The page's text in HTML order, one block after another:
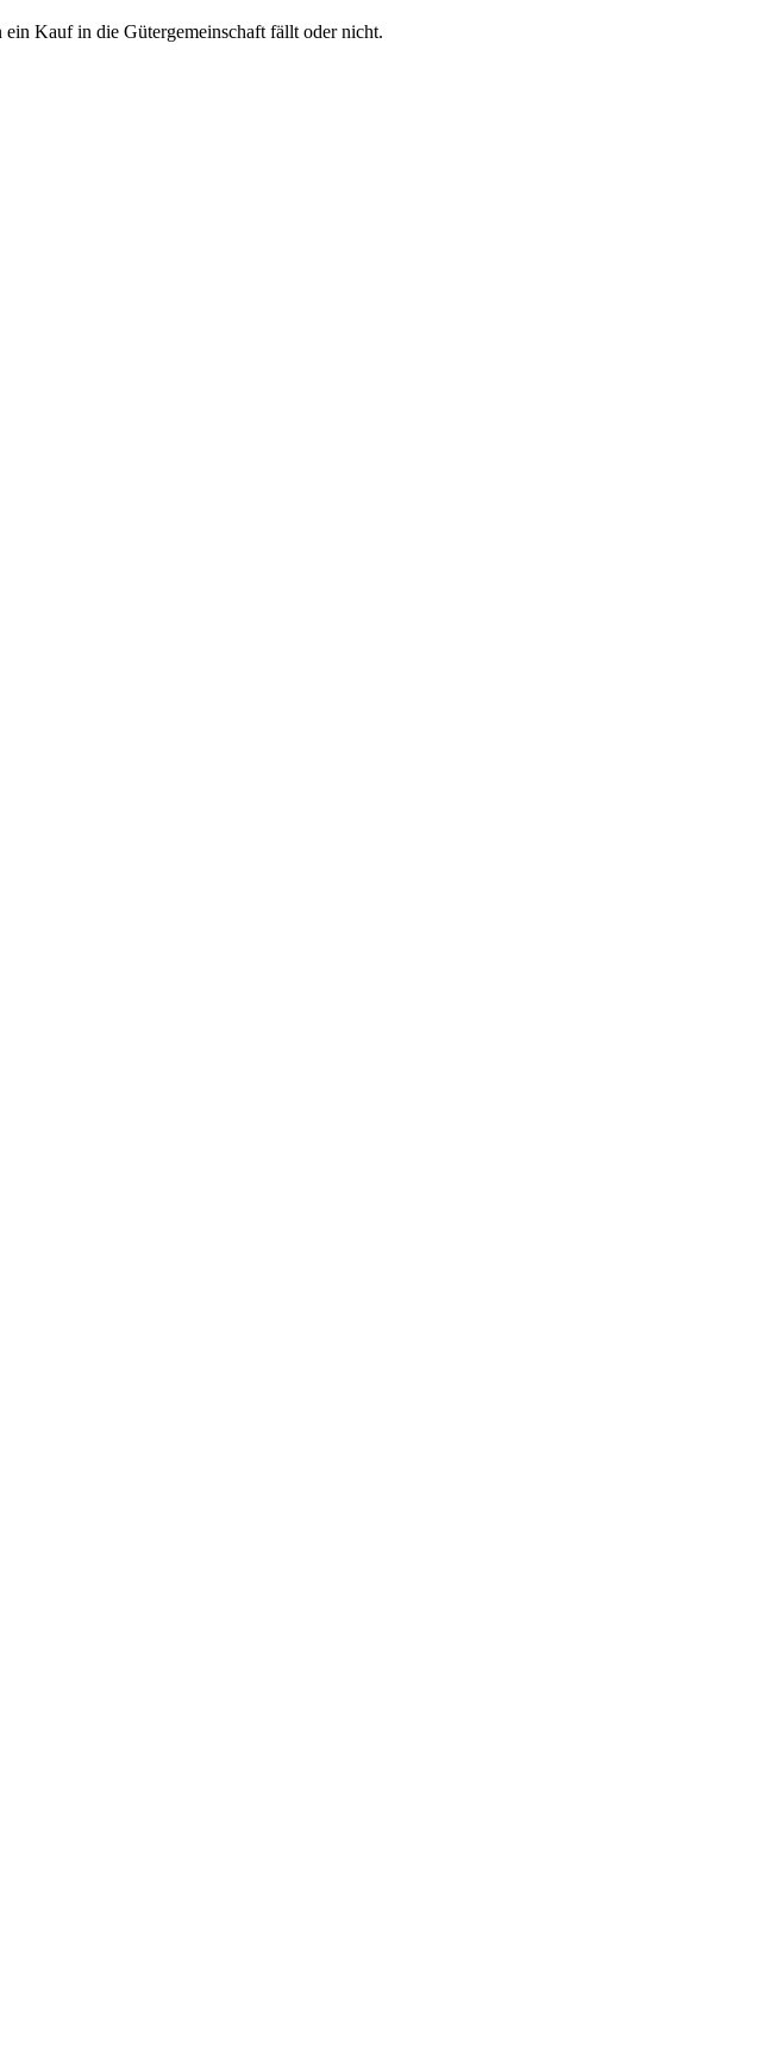
Kauf in die Gütergemeinschaft fällt oder nicht.